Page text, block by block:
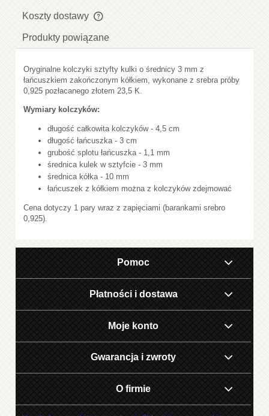
Koszty dostawy
Cena nie zawiera ewentualnych kosztów płatności
Produkty powiązane
Oryginalne kolczyki sztyfty kulki o średnicy 3 mm z
łańcuszkiem zakończonym kółkiem, wykonane z srebra próby
0,925 pozłacanego złotem 23,5 K.
Wymiary kolczyków:
długość całkowita kolczyków - 4,5 cm
długość łańcuszka - 3 cm
grubość splotu łańcuszka - 1,1 mm
średnica kulek w sztyfcie - 3 mm
średnica kółka - 10 mm
łańcuszek z kółkiem można z kolczyków zdejmować
Cena dotyczy 1 pary wraz z zapięciami (barankami srebro
0,925).
Pomoc
Płatności i dostawa
Moje konto
Gwarancja i zwroty
O firmie